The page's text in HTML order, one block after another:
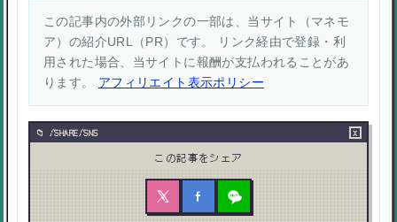
この記事内の外部リンクの一部は、当サイト（マネモ
ア）の紹介URL（PR）です。 リンク経由で登録・利
用された場合、当サイトに報酬が支払われることがあ
ります。 アフィリエイト表示ポリシー
/SHARE/SNS ×
この記事をシェア